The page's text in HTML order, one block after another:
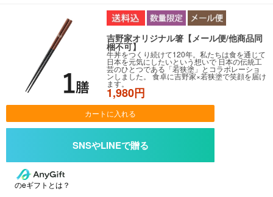
吉野家オリジナル箸【メール便/他商品同
梱不可】
牛丼をつくり続けて120年。私たちは食を通じて
日本を元気にしたいという想いで 日本の伝統工
芸のひとつである「若狭塗」とコラボレーショ
ンしました。 食卓に吉野家×若狭塗で笑顔を届け
ます。
1,980円
カートに入れる
のeギフトとは？